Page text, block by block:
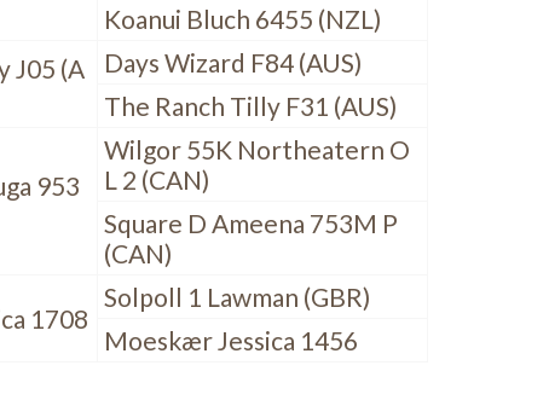
Koanui Bluch 6455 (NZL)
J05 (A
Days Wizard F84 (AUS)
The Ranch Tilly F31 (AUS)
953
Wilgor 55K Northeatern O
L 2 (CAN)
Square D Ameena 753M P
(CAN)
1708
Solpoll 1 Lawman (GBR)
Moeskær Jessica 1456